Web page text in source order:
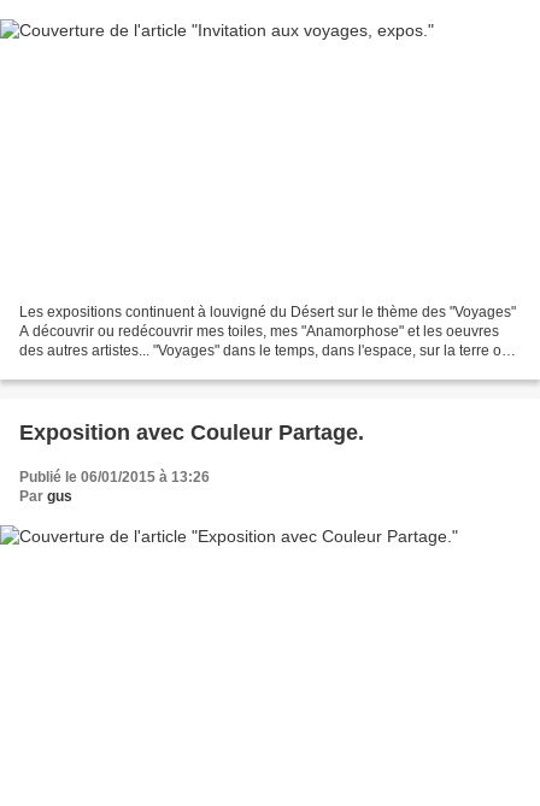
Les expositions continuent à louvigné du Désert sur le thème des "Voyages"
A découvrir ou redécouvrir mes toiles, mes "Anamorphose" et les oeuvres
des autres artistes... "Voyages" dans le temps, dans l'espace, sur la terre ou
Exposition avec Couleur Partage.
Publié le 06/01/2015 à 13:26
Par gus